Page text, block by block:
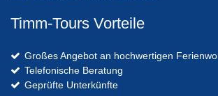
Timm-Tours Vorteile
Großes Angebot an hochwertigen
Telefonische Beratung
Geprüfte Unterkünfte